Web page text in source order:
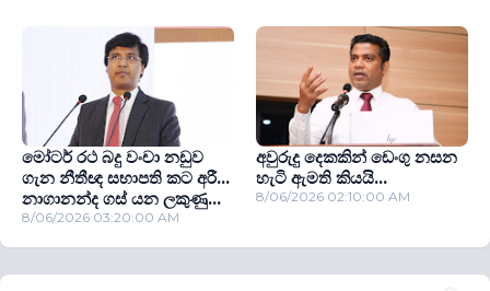
මෝටර් රථ බදු වංචා නඩුව
ගැන නීතීඥ සභාපති කට අරී...
නාගානන්ද ගස් යන ලකුණු...
8/06/2026 03:20:00 AM
අවුරුදු දෙකකින් ඩෙංගු නසන
හැටි ඇමති කියයි...
8/06/2026 02:10:00 AM